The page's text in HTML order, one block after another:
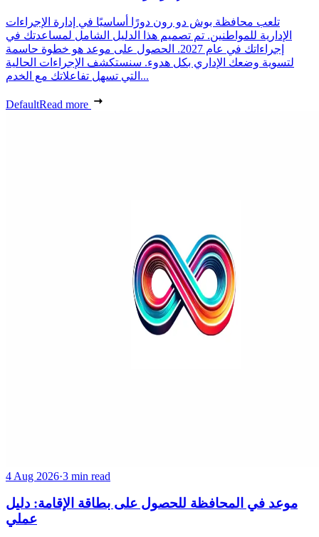
تلعب محافظة بوش دو رون دورًا أساسيًا في إدارة الإجراءات
الإدارية للمواطنين. تم تصميم هذا الدليل الشامل لمساعدتك في
إجراءاتك في عام 2027. الحصول على موعد هو خطوة حاسمة
لتسوية وضعك الإداري بكل هدوء. سنستكشف الإجراءات الحالية
التي تسهل تفاعلاتك مع الخدم...
DefaultRead more
4 Aug 2026·3 min read
موعد في المحافظة للحصول على بطاقة الإقامة: دليل
عملي